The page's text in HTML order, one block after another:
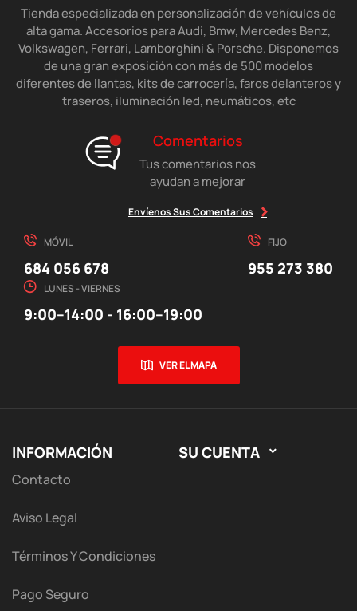
Tienda especializada en personalización de vehículos de
alta gama. Accesorios para Audi, Bmw, Mercedes Benz,
Volkswagen, Ferrari, Lamborghini & Porsche. Disponemos
de una gran exposición con más de 500 modelos
diferentes de llantas, kits de carrocería, faros delanteros y
traseros, iluminación led, neumáticos, etc
Comentarios
Tus comentarios nos
ayudan a mejorar
Envíenos Sus Comentarios
MÓVIL
684 056 678
FIJO
955 273 380
LUNES - VIERNES
9:00–14:00 - 16:00–19:00
VER EL MAPA
INFORMACIÓN
Contacto
Aviso Legal
Términos Y Condiciones
Pago Seguro
SU CUENTA 